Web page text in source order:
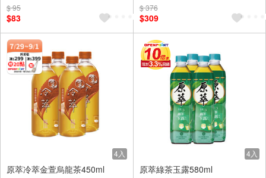
$ 95
$83
滿額9折
$ 376
$309
4入
原萃冷萃金萱烏龍茶450ml
4入
原萃綠茶玉露580ml